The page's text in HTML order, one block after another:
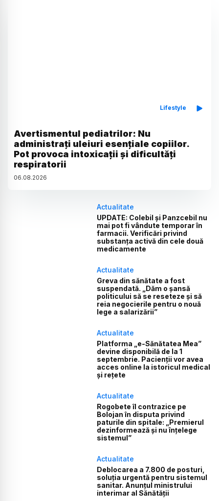
Lifestyle
Avertismentul pediatrilor: Nu
administrați uleiuri esențiale copiilor.
Pot provoca intoxicații și dificultăți
respiratorii
06.08.2026
Actualitate
UPDATE: Colebil și Panzcebil nu
mai pot fi vândute temporar în
farmacii. Verificări privind
substanța activă din cele două
medicamente
Actualitate
Greva din sănătate a fost
suspendată. „Dăm o șansă
politicului să se reseteze și să
reia negocierile pentru o nouă
lege a salarizării”
Actualitate
Platforma „e-Sănătatea Mea”
devine disponibilă de la 1
septembrie. Pacienții vor avea
acces online la istoricul medical
și rețete
Actualitate
Rogobete îl contrazice pe
Bolojan în disputa privind
paturile din spitale: „Premierul
dezinformează și nu înțelege
sistemul”
Actualitate
Deblocarea a 7.800 de posturi,
soluția urgentă pentru sistemul
sanitar. Anunțul ministrului
interimar al Sănătății